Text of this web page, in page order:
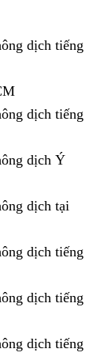
dịch tiếng
dịch tiếng
dịch Ý
dịch tại
dịch tiếng
dịch tiếng
dịch tiếng